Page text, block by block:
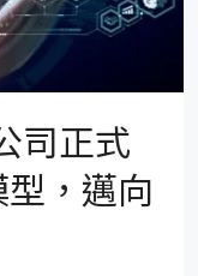
司正式
，邁向